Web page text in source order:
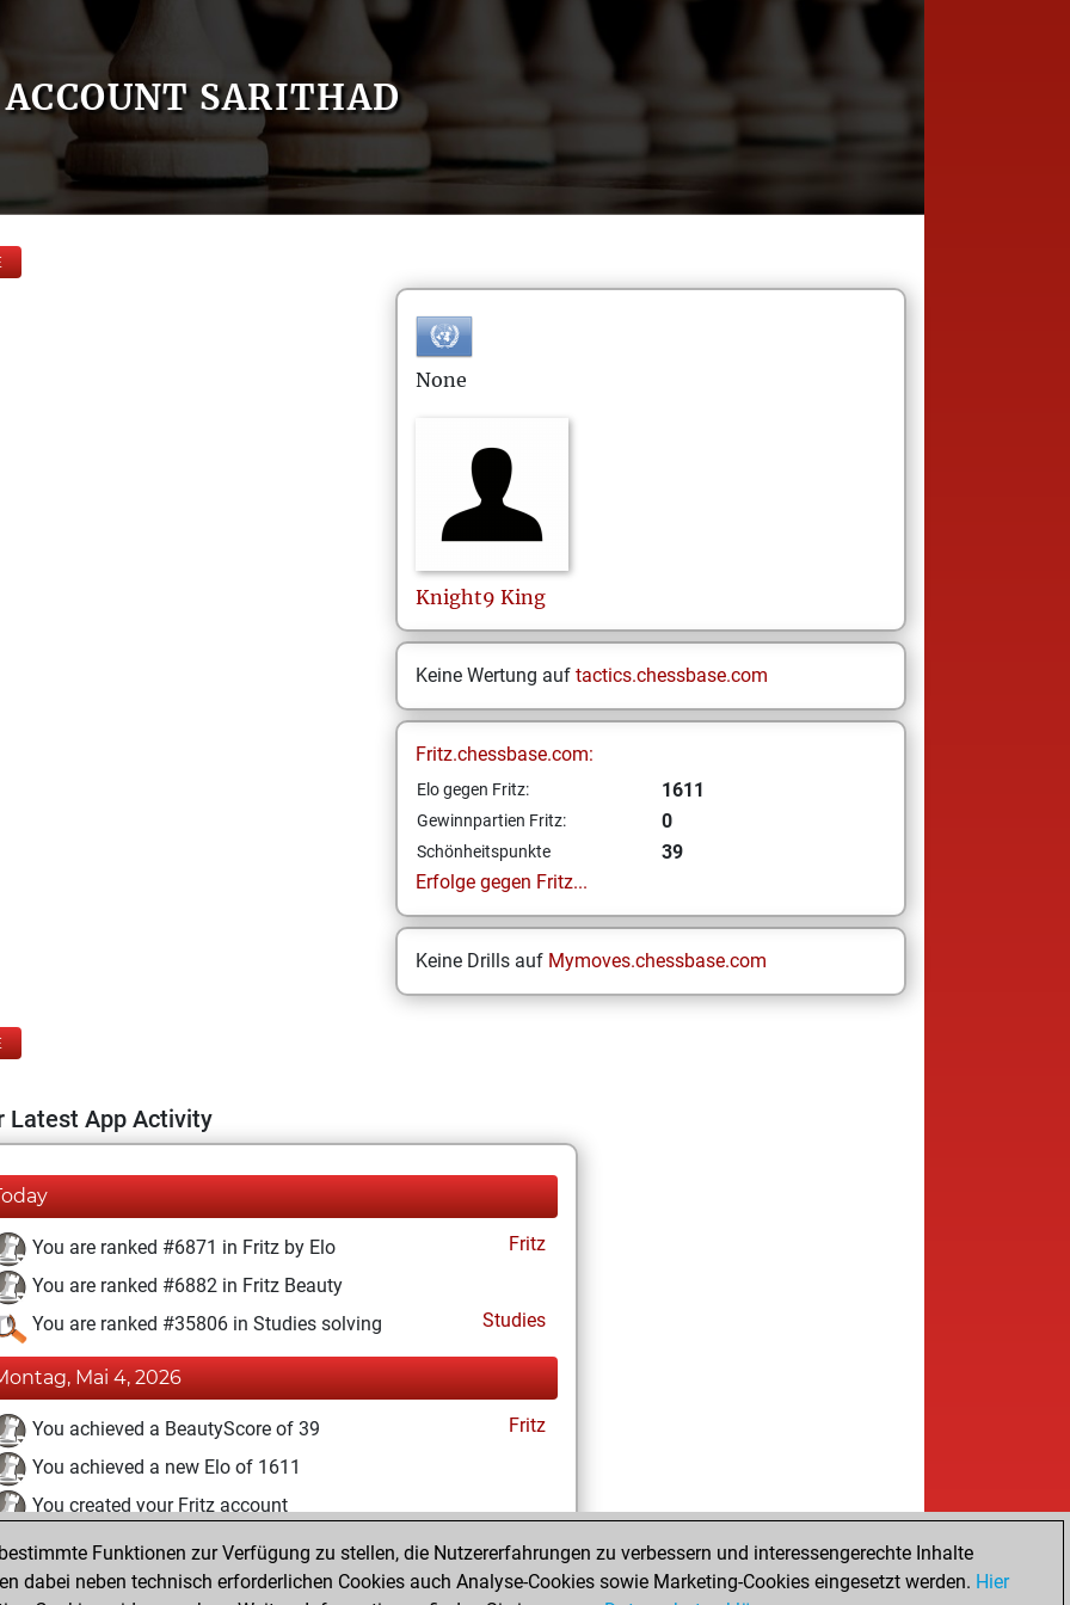
ACCOUNT SARITHAD
None
Knight9 King
Keine Wertung auf tactics.chessbase.com
Fritz.chessbase.com:
Elo gegen Fritz: 1611
Gewinnpartien Fritz: 0
Schönheitspunkte
39
Erfolge gegen Fritz...
Keine Drills auf Mymoves.chessbase.com
Latest App Activity
You are ranked #6871 in Fritz by Elo
Fritz
You are ranked #6882 in Fritz Beauty
You are ranked #35806 in Studies solving
Studies
Mai 4, 2026
You achieved a BeautyScore of 39
Fritz
You achieved a new Elo of 1611
You created your Fritz account
Sonntag, Mai 11, 2025Funktionen zur Verfügung zu stellen, die Nutzererfahrungen zu verbessern und interessengerechte Inhalte
dabei neben technisch erforderlichen Cookies auch Analyse-Cookies sowie Marketing-Cookies eingesetzt werden. Hier